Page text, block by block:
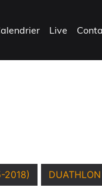
Live
2018)